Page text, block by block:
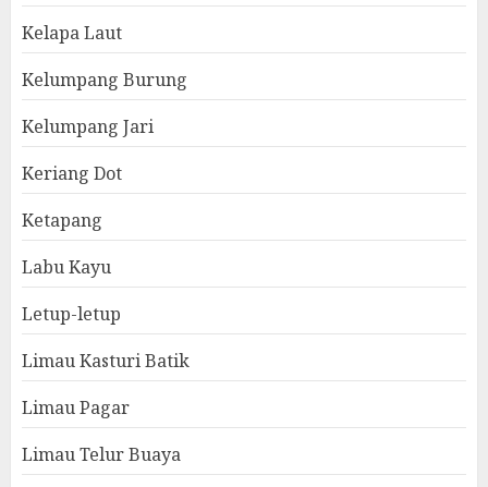
Kelapa Laut
Kelumpang Burung
Kelumpang Jari
Keriang Dot
Ketapang
Labu Kayu
Letup-letup
Limau Kasturi Batik
Limau Pagar
Limau Telur Buaya